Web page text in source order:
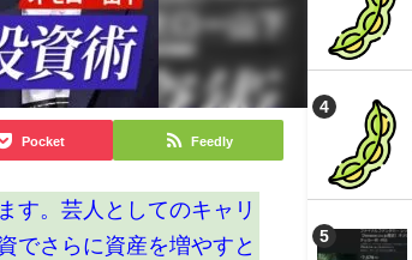
Pocket Feedly
す。芸人としてのキャリ
でさらに資産を増やすと